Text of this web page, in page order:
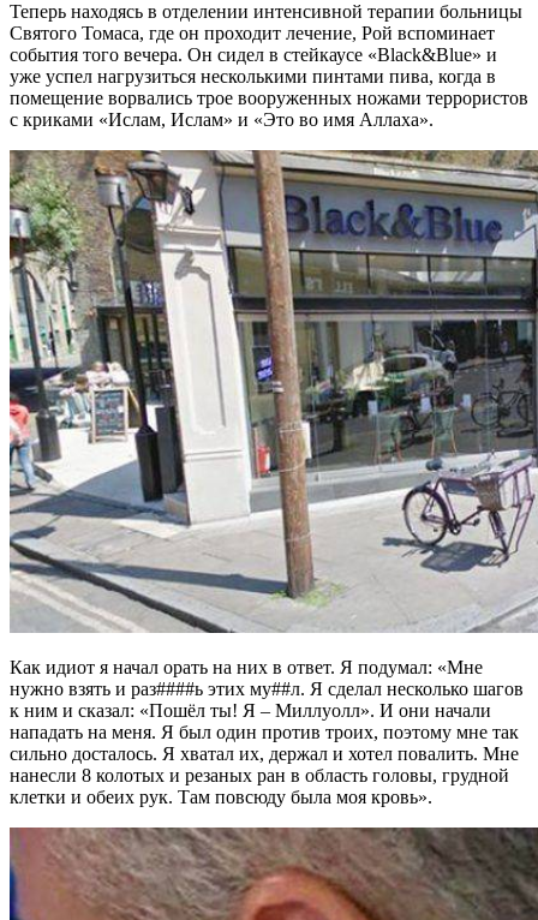
Теперь находясь в отделении интенсивной терапии больницы
Святого Томаса, где он проходит лечение, Рой вспоминает
события того вечера. Он сидел в стейкаусе «Black&Blue» и
уже успел нагрузиться несколькими пинтами пива, когда в
помещение ворвались трое вооруженных ножами террористов
с криками «Ислам, Ислам» и «Это во имя Аллаха».
Как идиот я начал орать на них в ответ. Я подумал: «Мне
нужно взять и раз####ь этих му##л. Я сделал несколько шагов
к ним и сказал: «Пошёл ты! Я – Миллуолл». И они начали
нападать на меня. Я был один против троих, поэтому мне так
сильно досталось. Я хватал их, держал и хотел повалить. Мне
нанесли 8 колотых и резаных ран в область головы, грудной
клетки и обеих рук. Там повсюду была моя кровь».